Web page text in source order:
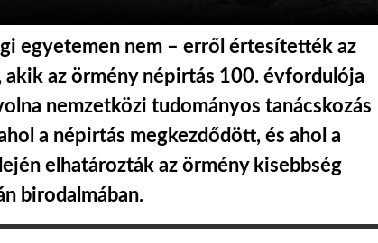
egyetemen nem – erről értesítették az
az örmény népirtás 100. évfordulója
nemzetközi tudományos tanácskozás
a népirtás megkezdődött, és ahol a
elhatározták az örmény kisebbség
birodalmában.